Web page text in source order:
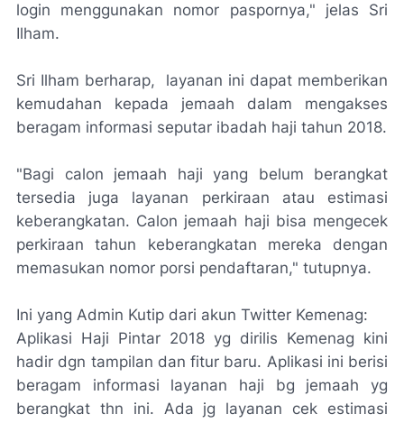
login menggunakan nomor paspornya," jelas Sri
Ilham.
Sri Ilham berharap, layanan ini dapat memberikan
kemudahan kepada jemaah dalam mengakses
beragam informasi seputar ibadah haji tahun 2018.
"Bagi calon jemaah haji yang belum berangkat
tersedia juga layanan perkiraan atau estimasi
keberangkatan. Calon jemaah haji bisa mengecek
perkiraan tahun keberangkatan mereka dengan
memasukan nomor porsi pendaftaran," tutupnya.
Ini yang Admin Kutip dari akun Twitter Kemenag:
Aplikasi Haji Pintar 2018 yg dirilis Kemenag kini
hadir dgn tampilan dan fitur baru. Aplikasi ini berisi
beragam informasi layanan haji bg jemaah yg
berangkat thn ini. Ada jg layanan cek estimasi